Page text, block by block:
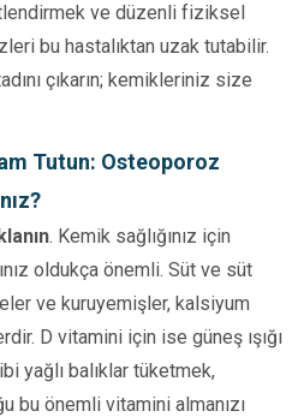
ve düzenli fiziksel
bu hastalıktan uzak tutabilir.
çıkarın; kemikleriniz size
Tutun: Osteoporoz
. Kemik sağlığınız için
oldukça önemli. Süt ve süt
ve kuruyemişler, kalsiyum
D vitamini için ise güneş ışığı
yağlı balıklar tüketmek,
bu önemli vitamini almanızı